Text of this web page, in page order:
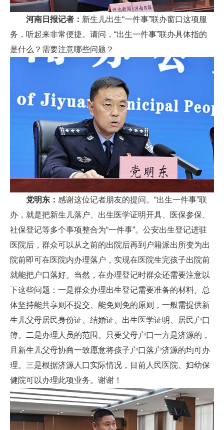
河南日报记者： 新生儿出生“一件事”联办窗口这项服
务，听起来非常便捷。请问，“出生一件事”联办具体指的
是什么？需要注意哪些问题？
党明东： 感谢这位记者朋友的提问。“出生一件事”联
办，就是把新生儿落户、出生医学证明开具、医保参保、
社保登记等多个事项整合为“一件事”。公安出生登记进驻
医院后，群众可以从之前的出院后再到户籍派出所变为出
院前即可在医院内办理落户，实现在医院生完孩子出院前
就能把户口落好。当然，在办理登记时群众还需要注意以
下这些问题：一是群众办理出生登记需要准备的材料。总
体坚持能共享则不提交、能免则免的原则，一般需提供新
生儿父母居民身份证、结婚证、出生医学证明、居民户口
簿。二是办理人员的范围。只要父母户口一方是济源的，
且新生儿父母协商一致愿意将孩子户口落户济源的均可办
理。三是根据济源人口实际情况，目前人民医院、妇幼保
健院可以办理此项业务。谢谢！